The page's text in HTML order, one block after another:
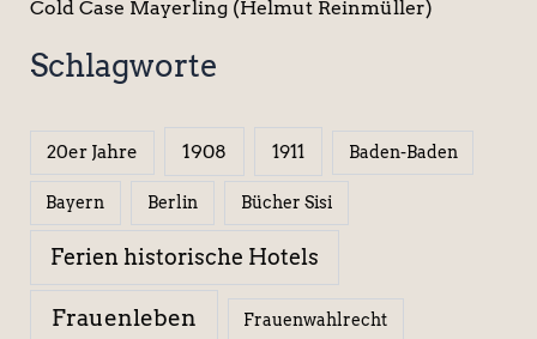
Cold Case Mayerling (Helmut Reinmüller)
Schlagworte
20er Jahre 1908 1911 Baden-Baden
Bayern Berlin Bücher Sisi
Ferien historische Hotels
Frauenleben Frauenwahlrecht